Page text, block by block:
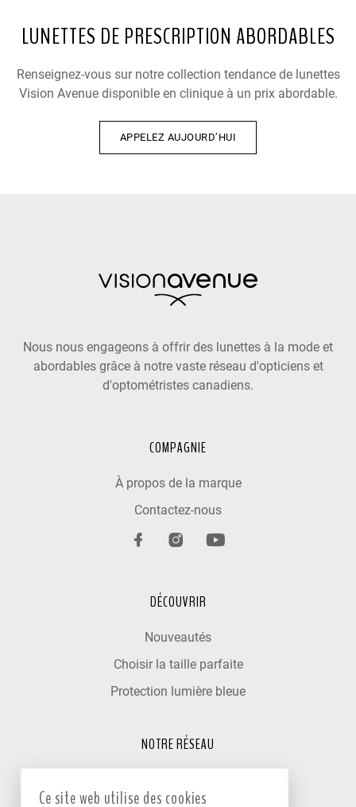
LUNETTES DE PRESCRIPTION ABORDABLES
Renseignez-vous sur notre collection tendance de lunettes
Vision Avenue disponible en clinique à un prix abordable.
APPELEZ AUJOURD’HUI
Nous nous engageons à offrir des lunettes à la mode et
abordables grâce à notre vaste réseau d'opticiens et
d'optométristes canadiens.
COMPAGNIE
À propos de la marque
Contactez-nous
DÉCOUVRIR
Nouveautés
Choisir la taille parfaite
Protection lumière bleue
NOTRE RÉSEAU
Ce site web utilise des cookies